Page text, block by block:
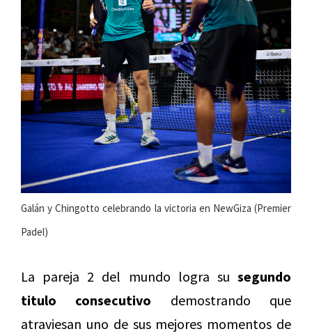
Galán y Chingotto celebrando la victoria en NewGiza (Premier
Padel)
La pareja 2 del mundo logra su segundo
titulo consecutivo demostrando que
atraviesan uno de sus mejores momentos de